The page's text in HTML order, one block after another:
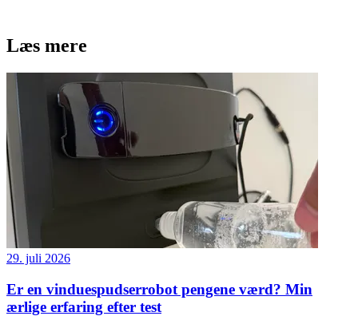
Læs mere
29. juli 2026
Er en vinduespudserrobot pengene værd? Min
ærlige erfaring efter test